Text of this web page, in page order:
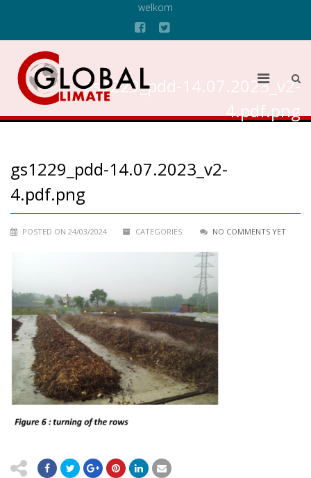
welkom
gs1229_pdd-14.07.2023_v2-
4.pdf.png
gs1229_pdd-14.07.2023_v2-
4.pdf.png
POSTED ON 24/03/2024 CATEGORIES: NO COMMENTS YET